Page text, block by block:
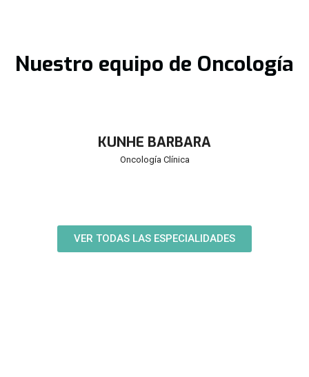
Nuestro equipo de Oncología
KUNHE BARBARA
Oncología Clínica
VER TODAS LAS ESPECIALIDADES